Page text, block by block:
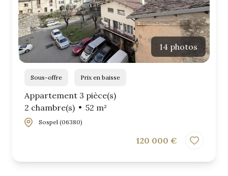
14 photos
Sous-offre Prix en baisse
Appartement 3 pièce(s)
2 chambre(s)
52 m²
Sospel (06380)
120 000 €